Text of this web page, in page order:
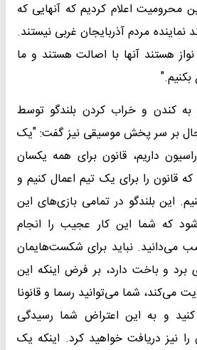
محرومیت اعلام کردیم که آنهایی که
نماینده مردم آذربایجان غربی نیستند.
هستند آنها با اصالت هستند و ما
بکنیم."
به کندن و خراب کردن بلندگو توسط
بر سر پخش موسیقی نیز گفت: "یک
داریم، قانون برای همه یکسان
قانون را برای یک تیم اعمال کنیم و
این بلندگو در تمامی بازی‌های این
که شما این کار عجیب را انجام
می‌دانید. نباید برای شکست‌هایمان
برد و باخت دارد، بر فرض اینکه این
می‌کند، شما می‌توانید رسما و قانونا
کنید و به این اعتراض شما رسیدگی
نیز دریافت خواهید کرد. اینکه یک